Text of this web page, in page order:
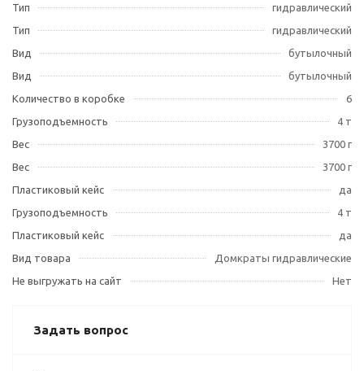
Тип
гидравлический
Тип
гидравлический
Вид
бутылочный
Вид
бутылочный
Количество в коробке
6
Грузоподъемность
4 т
Вес
3700 г
Вес
3700 г
Пластиковый кейс
да
Грузоподъемность
4 т
Пластиковый кейс
да
Вид товара
Домкраты гидравлические
Не выгружать на сайт
Нет
Задать вопрос